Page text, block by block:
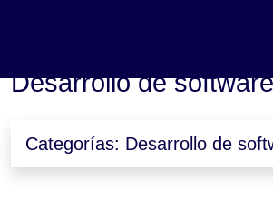
Desarrollo de software
Categorías: Desarrollo de